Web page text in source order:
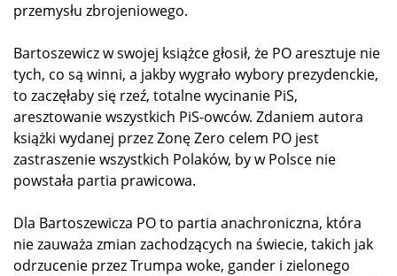
przemysłu zbrojeniowego.
Bartoszewicz w swojej książce głosił, że PO aresztuje nie
tych, co są winni, a jakby wygrało wybory prezydenckie,
to zaczęłaby się rzeź, totalne wycinanie PiS,
aresztowanie wszystkich PiS-owców. Zdaniem autora
książki wydanej przez Zonę Zero celem PO jest
zastraszenie wszystkich Polaków, by w Polsce nie
powstała partia prawicowa.
Dla Bartoszewicza PO to partia anachroniczna, która
nie zauważa zmian zachodzących na świecie, takich jak
odrzucenie przez Trumpa woke, gander i zielonego